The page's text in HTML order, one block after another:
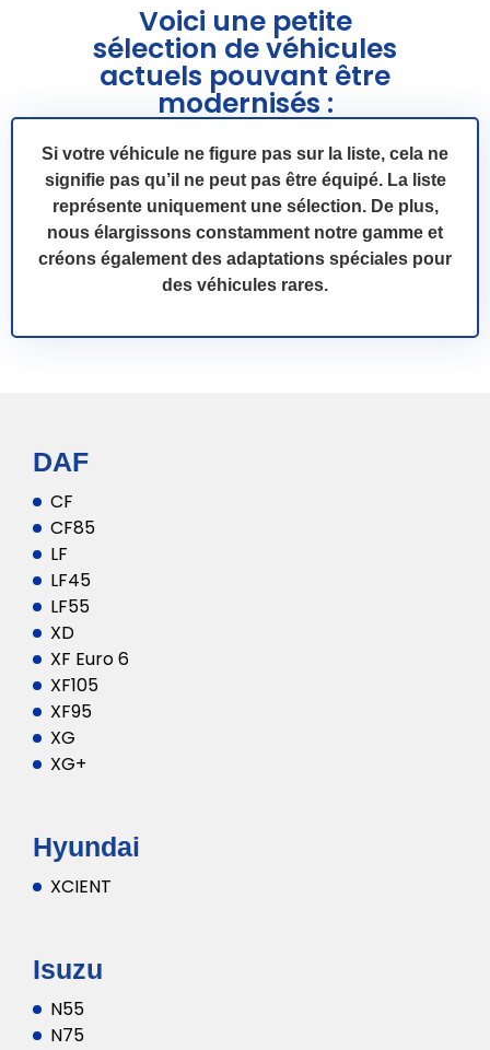
Voici une petite
sélection de véhicules
actuels pouvant être
modernisés :
Si votre véhicule ne figure pas sur la liste, cela ne
signifie pas qu’il ne peut pas être équipé. La liste
représente uniquement une sélection. De plus,
nous élargissons constamment notre gamme et
créons également des adaptations spéciales pour
des véhicules rares.
DAF
CF
CF85
LF
LF45
LF55
XD
XF Euro 6
XF105
XF95
XG
XG+
Hyundai
XCIENT
Isuzu
N55
N75